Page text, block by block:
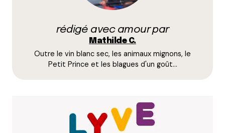
*
rédigé avec amour par
Mathilde C.
Outre le vin blanc sec, les animaux mignons, le
Petit Prince et les blagues d'un goût…